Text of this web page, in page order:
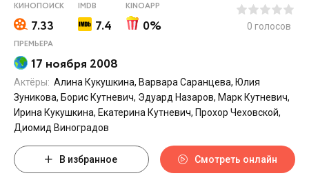
КИНОПОИСК
7.33
IMDB
7.4
KINOAPP
0% 0 голосов
ПРЕМЬЕРА
17 ноября 2008
Актёры: Алина Кукушкина, Варвара Саранцева, Юлия
Зуникова, Борис Кутневич, Эдуард Назаров, Марк Кутневич,
Ирина Кукушкина, Екатерина Кутневич, Прохор Чеховской,
Диомид Виноградов
В избранное Смотреть онлайн